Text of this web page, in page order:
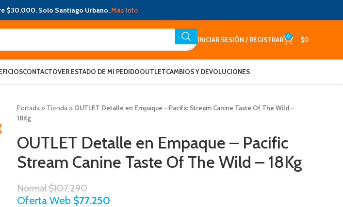
$30.000. Solo Santiago Urbano.Más Info
INICIAR SESIÓN / REGISTRAR 0 $0
CONTACTOVER ESTADO DE MI PEDIDOOUTLETCAMBIOS Y DEVOLUCIONES
Portada » Tienda » OUTLET Detalle en Empaque – Pacific Stream Canine Taste Of The Wild –
18Kg
OUTLET Detalle en Empaque – Pacific
Stream Canine Taste Of The Wild – 18Kg
Normal$107.290
Oferta Web $77.250